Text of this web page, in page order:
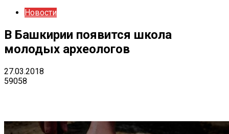
Новости
В Башкирии появится школа
молодых археологов
27.03.2018
59058